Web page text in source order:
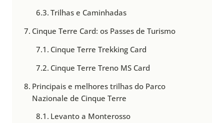
Trilhas e Caminhadas
Cinque Terre Card: os Passes de Turismo
Cinque Terre Trekking Card
Cinque Terre Treno MS Card
Principais e melhores trilhas do Parco
Nazionale de Cinque Terre
Levanto a Monterosso